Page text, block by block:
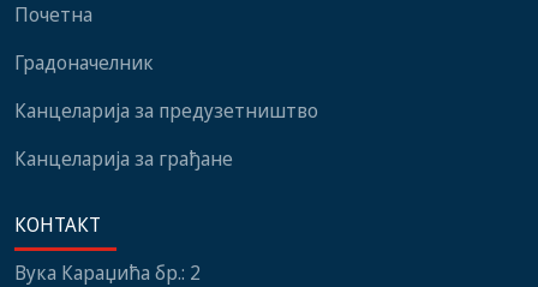
Почетна
Градоначелник
Канцеларија за предузетништво
Канцеларија за грађане
КОНТАКТ
Вука Караџића бр.: 2